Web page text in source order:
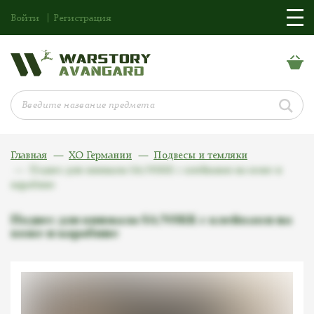
Войти Регистрация
Главная ХО Германии
Подвесы и темляки
Подвес для кинжала SA/NSKK с клеймами на
коже и карабине